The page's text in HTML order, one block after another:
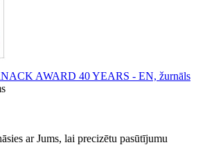
AWARD 40 YEARS - EN, žurnāls
ar Jums, lai precizētu pasūtījumu